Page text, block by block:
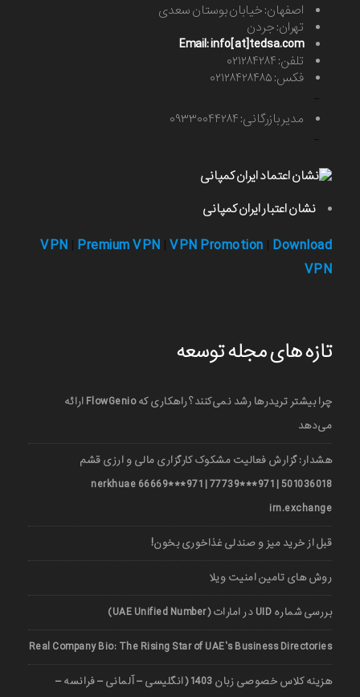
اصفهان: خیابان بوستان سعدی
تهران: جردن
Email: info[at]tedsa.com
تلفن: ۰۲۱۲۸۴۲۸۴
فکس: ۰۲۱۲۸۴۲۸۴۸۵
مدیر بازرگانی: ۰۹۳۳۰۰۴۴۲۸۴
نشان اعتبار ایران کمپانی
VPN Premium VPN VPN Promotion Download
VPN
تازه های مجله توسعه
چرا بیشتر تریدرها رشد نمی‌کنند؟ راهکاری که FlowGenio ارائه
می‌دهد
هشدار: گزارش فعالیت مشکوک کارگزاری مالی و ارزی قشم
501036018 | 971***77739 | 971***66669 nerkhuae
irn.exchange
قبل از خرید میز و صندلی غذاخوری بخون!
روش های تامین امنیت ویلا
بررسی شماره UID در امارات (UAE Unified Number)
Real Company Bio: The Rising Star of UAE’s Business Directories
هزینه کلاس خصوصی زبان 1403 (انگلیسی – آلمانی – فرانسه –